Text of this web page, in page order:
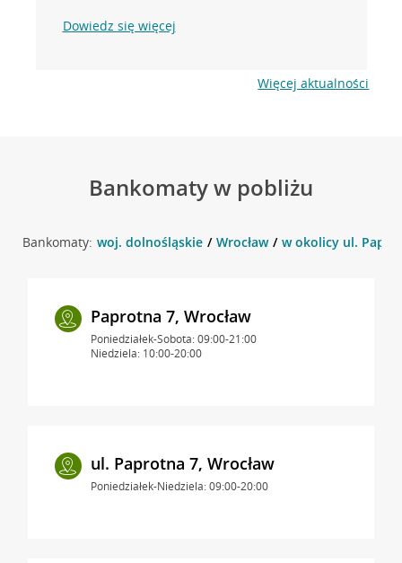
Dowiedz się więcej
Więcej aktualności
Bankomaty w pobliżu
Bankomaty: woj. dolnośląskie Wrocław w okolicy ul.
Paprotna 7, Wrocław
Poniedziałek-Sobota: 09:00-21:00
Niedziela: 10:00-20:00
ul. Paprotna 7, Wrocław
Poniedziałek-Niedziela: 09:00-20:00